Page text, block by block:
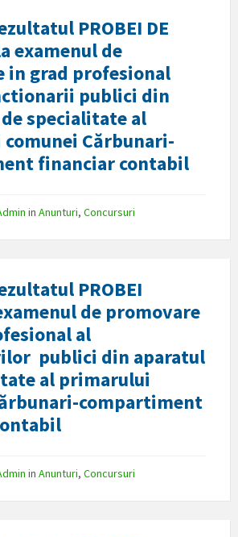
PROBEI DE
examenul de
in grad profesional
publici din
specialitate al
Cărbunari-
financiar contabil
in Anunturi, Concursuri
PROBEI
de promovare
al
publici din aparatul
al primarului
compartiment
in Anunturi, Concursuri